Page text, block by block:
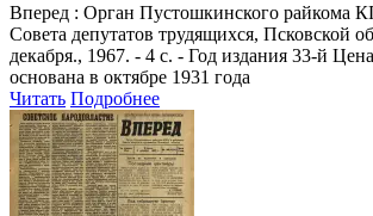
Вперед : Орган Пустошкинского райкома
Совета депутатов трудящихся, Псковской
декабря., 1967. - 4 с. - Год издания 33-й
основана в октябре 1931 года
Читать Подробнее